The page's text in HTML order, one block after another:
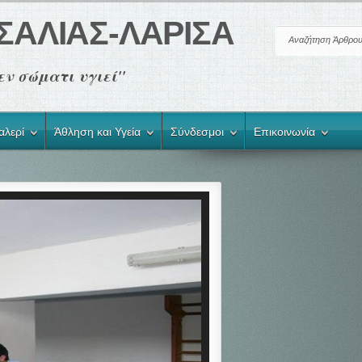
ΛΑΡΙΣΑ
σώματι υγιεί"
Άθληση και Υγεία Σύνδεσμοι Επικοινωνία